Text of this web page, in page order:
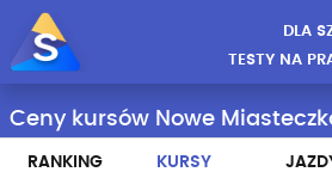
DLA
TESTY NA
Ceny kursów Nowe
RANKING
KURSY